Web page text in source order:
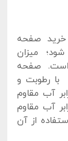
خرید صفحه
میزان
است. صفحه
با رطوبت و
آب مقاوم
آب مقاوم
از آن